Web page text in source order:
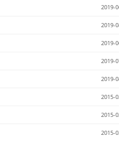
2019-
2019-
2019-
2019-
2019-
2015-
2015-
2015-